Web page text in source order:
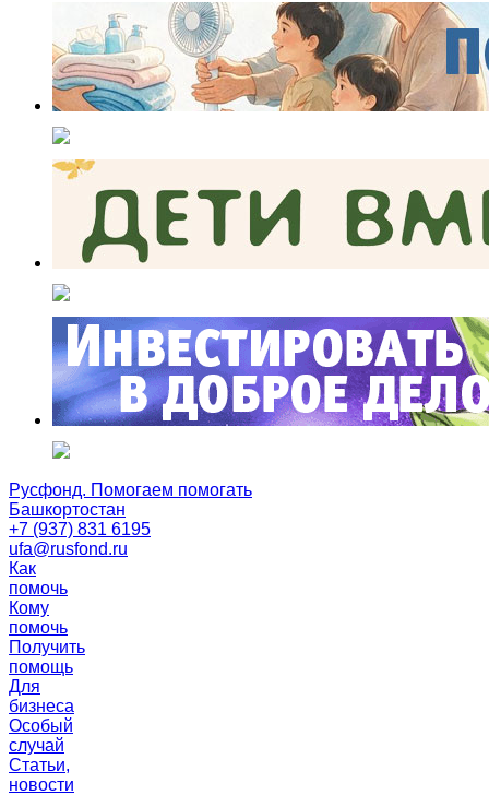
Русфонд. Помогаем помогать
Башкортостан
+7 (937) 831 6195
ufa@rusfond.ru
Как
помочь
Кому
помочь
Получить
помощь
Для
бизнеса
Особый
случай
Статьи,
новости